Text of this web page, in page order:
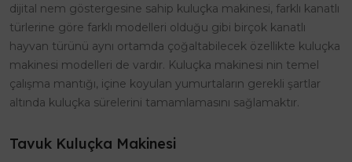
dijital nem göstergesine sahip kuluçka makinesi, farklı kanatlı
türlerine göre farklı modelleri olduğu gibi birçok kanatlı
hayvan türünü aynı ortamda çoğaltabilecek özellikte kuluçka
makinesi modelleri de vardır. Kuluçka makinesi nin temel
çalışma mantığı, içine koyulan yumurtaların gerekli şartlar
altında kuluçka sürelerini tamamlamasını sağlamaktır.
Tavuk Kuluçka Makinesi